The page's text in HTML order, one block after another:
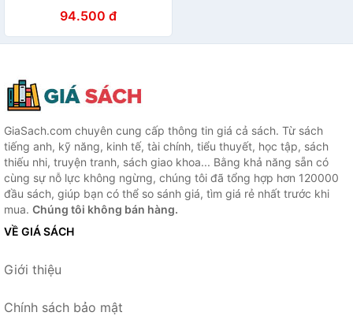
94.500 đ
GiaSach.com chuyên cung cấp thông tin giá cả sách. Từ sách
tiếng anh, kỹ năng, kinh tế, tài chính, tiểu thuyết, học tập, sách
thiếu nhi, truyện tranh, sách giao khoa... Bằng khả năng sẵn có
cùng sự nỗ lực không ngừng, chúng tôi đã tổng hợp hơn 120000
đầu sách, giúp bạn có thể so sánh giá, tìm giá rẻ nhất trước khi
mua. Chúng tôi không bán hàng.
VỀ GIÁ SÁCH
Giới thiệu
Chính sách bảo mật